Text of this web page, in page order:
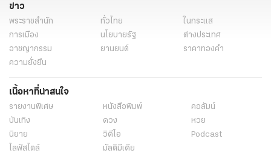
ข่าว
พระราชสำนัก ทั่วไทย
ในกระแส
การเมือง
นโยบายรัฐ
ต่างประเทศ
อาชญากรรม
ยานยนต์
ราคาทองคำ
ความยั่งยืน
เนื้อหาที่น่าสนใจ
รายงานพิเศษ หนังสือพิมพ์
คอลัมน์
บันเทิง
ดวง
หวย
นิยาย
วิดีโอ
Podcast
ไลฟ์สไตล์
มัลติมีเดีย